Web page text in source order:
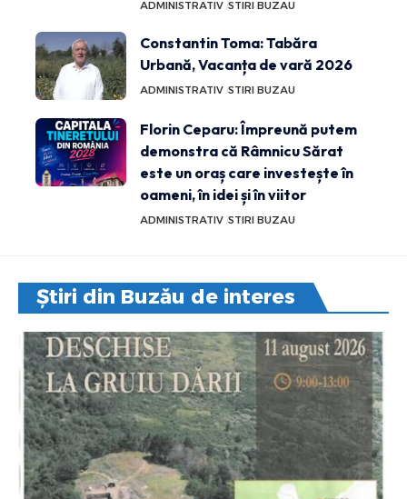
ADMINISTRATIV STIRI BUZAU
Constantin Toma: Tabăra
Urbană, Vacanța de vară 2026
ADMINISTRATIV STIRI BUZAU
Florin Ceparu: Împreună putem
demonstra că Râmnicu Sărat
este un oraș care investește în
oameni, în idei și în viitor
ADMINISTRATIV STIRI BUZAU
Știri din Buzău de interes